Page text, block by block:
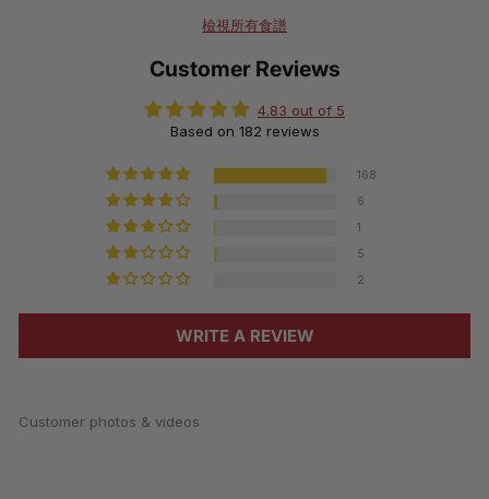
檢視所有食譜
Customer Reviews
4.83 out of 5
Based on 182 reviews
168
6
1
5
2
WRITE A REVIEW
Customer photos & videos